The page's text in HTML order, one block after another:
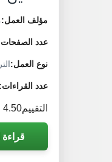
مؤلف العمل:
عدد
نوع العمل:
عدد القراءات:
التقييم4.50 من 5
قراءة